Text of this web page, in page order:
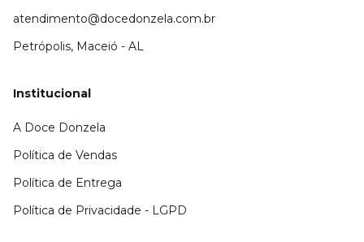
atendimento@docedonzela.com.br
Petrópolis, Maceió - AL
Institucional
A Doce Donzela
Política de Vendas
Política de Entrega
Política de Privacidade - LGPD